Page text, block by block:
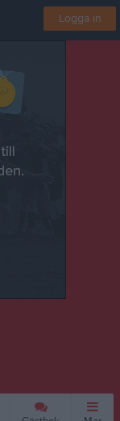
Logga in